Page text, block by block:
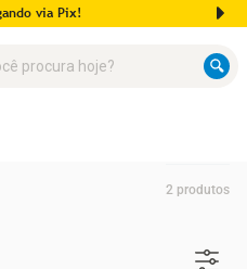
2 produtos